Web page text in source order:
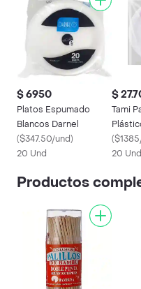
$ 6950
Platos Espumado
Blancos Darnel
($347.50/und)
20 Und
$
Tami
(
20 Und
Productos